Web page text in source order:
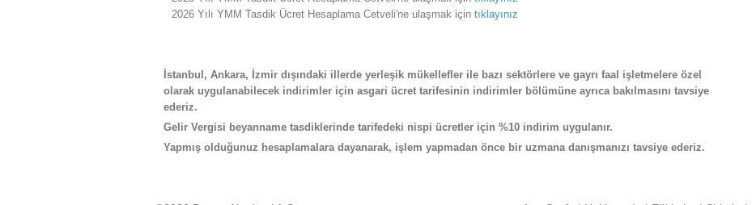
2026 Yılı YMM Tasdik Ücret Hesaplama Cetveli'ne ulaşmak için tıklayınız
İstanbul, Ankara, İzmir dışındaki illerde yerleşik mükellefler ile bazı sektörlere ve gayrı faal işletmelere özel
olarak uygulanabilecek indirimler için asgari ücret tarifesinin indirimler bölümüne ayrıca bakılmasını tavsiye
ederiz.
Gelir Vergisi beyanname tasdiklerinde tarifedeki nispi ücretler için %10 indirim uygulanır.
Yapmış olduğunuz hesaplamalara dayanarak, işlem yapmadan önce bir uzmana danışmanızı tavsiye ederiz.